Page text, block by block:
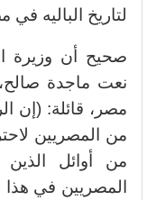
لتاريخ الباليه في
صحيح أن وزيرة
نعت ماجدة
مصر، قائلة: (إن
من المصريين
من أوائل الذين
المصريين في هذا